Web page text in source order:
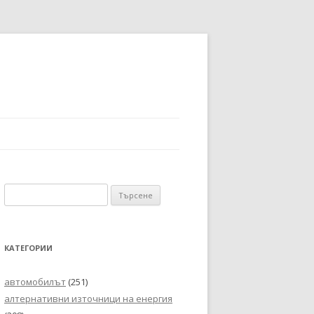
за:
КАТЕГОРИИ
автомобилът (251)
алтернативни източници на енергия